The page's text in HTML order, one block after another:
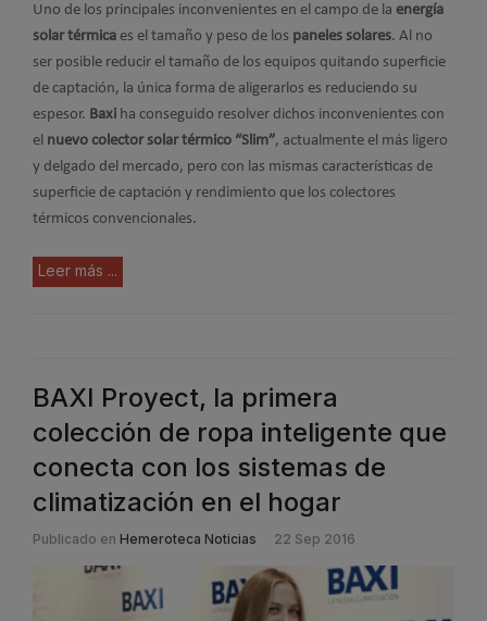
Uno de los principales inconvenientes en el campo de la energía
solar térmica es el tamaño y peso de los paneles solares. Al no
ser posible reducir el tamaño de los equipos quitando superficie
de captación, la única forma de aligerarlos es reduciendo su
espesor. Baxi ha conseguido resolver dichos inconvenientes con
el nuevo colector solar térmico “Slim”, actualmente el más ligero
y delgado del mercado, pero con las mismas características de
superficie de captación y rendimiento que los colectores
térmicos convencionales.
Leer más ...
BAXI Proyect, la primera
colección de ropa inteligente que
conecta con los sistemas de
climatización en el hogar
Publicado en Hemeroteca Noticias 22 Sep 2016